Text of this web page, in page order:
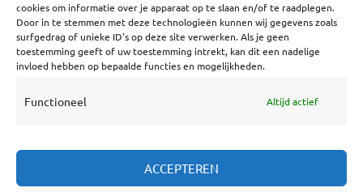
cookies om informatie over je apparaat op te slaan en/of te raadplegen.
Door in te stemmen met deze technologieën kunnen wij gegevens zoals
surfgedrag of unieke ID's op deze site verwerken. Als je geen
toestemming geeft of uw toestemming intrekt, kan dit een nadelige
invloed hebben op bepaalde functies en mogelijkheden.
Functioneel Altijd actief
ACCEPTEREN
Coöperatief Cultureel Persbureau U.A. | Salzburg 29 |
3524KS Utrecht | KvK: 55573592 |Btw: